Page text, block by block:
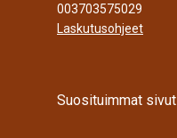
003703575029
Laskutusohjeet
Suosituimmat sivut